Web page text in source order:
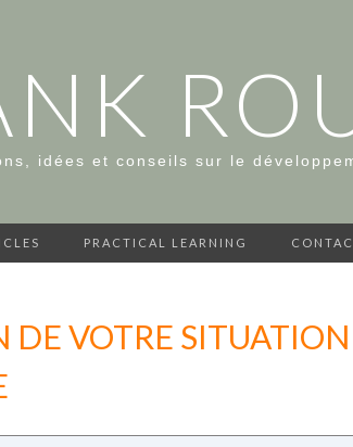
idées et conseils sur le
PRACTICAL LEARNING
DE VOTRE SITUATION